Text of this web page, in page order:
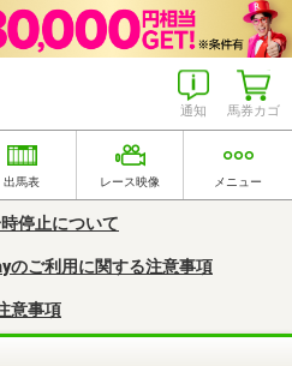
馬券カゴ
通知
出馬表 レース映像 メニュー
停止について
のご利用に関する注意事項
意事項